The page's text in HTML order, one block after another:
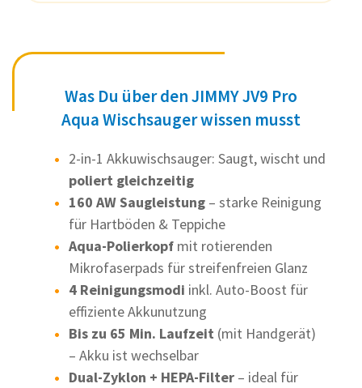
Was Du über den JIMMY JV9 Pro
Aqua Wischsauger wissen musst
2-in-1 Akkuwischsauger: Saugt, wischt und
poliert gleichzeitig
160 AW Saugleistung – starke Reinigung
für Hartböden & Teppiche
Aqua-Polierkopf mit rotierenden
Mikrofaserpads für streifenfreien Glanz
4 Reinigungsmodi inkl. Auto-Boost für
effiziente Akkunutzung
Bis zu 65 Min. Laufzeit (mit Handgerät)
– Akku ist wechselbar
Dual-Zyklon + HEPA-Filter – ideal für